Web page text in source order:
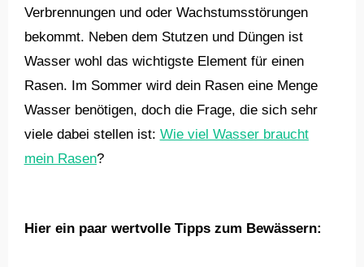
Verbrennungen und oder Wachstumsstörungen
bekommt. Neben dem Stutzen und Düngen ist
Wasser wohl das wichtigste Element für einen
Rasen. Im Sommer wird dein Rasen eine Menge
Wasser benötigen, doch die Frage, die sich sehr
viele dabei stellen ist: Wie viel Wasser braucht
mein Rasen?
Hier ein paar wertvolle Tipps zum Bewässern: